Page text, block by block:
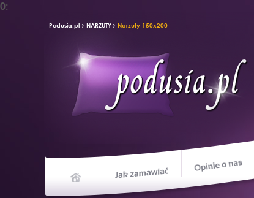
0:
Podusia.pl › NARZUTY › Narzuty 150x200
Jak zamawiać